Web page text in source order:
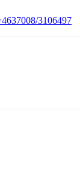
3106497